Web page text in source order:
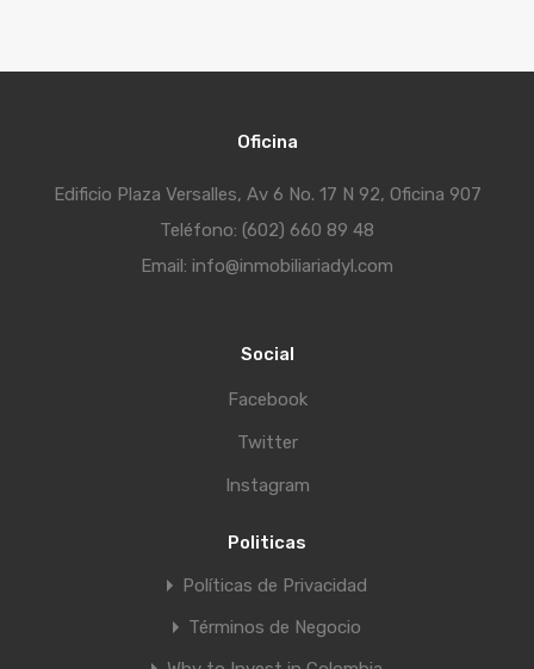
Oficina
Edificio Plaza Versalles, Av 6 No. 17 N 92, Oficina 907
Teléfono: (602) 660 89 48
Email: info@inmobiliariadyl.com
Social
Facebook
Twitter
Instagram
Politicas
Políticas de Privacidad
Términos de Negocio